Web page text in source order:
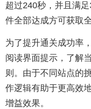
超过240秒，并且满
件全部达成方可获取
为了提升通关成功率
阅读界面提示，了解
则。由于不同站点的
作逻辑有助于更高效
增益效果。